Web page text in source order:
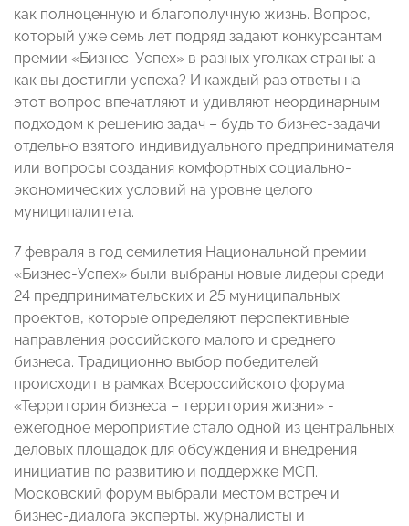
как полноценную и благополучную жизнь. Вопрос,
который уже семь лет подряд задают конкурсантам
премии «Бизнес-Успех» в разных уголках страны: а
как вы достигли успеха? И каждый раз ответы на
этот вопрос впечатляют и удивляют неординарным
подходом к решению задач – будь то бизнес-задачи
отдельно взятого индивидуального предпринимателя
или вопросы создания комфортных социально-
экономических условий на уровне целого
муниципалитета.
7 февраля в год семилетия Национальной премии
«Бизнес-Успех» были выбраны новые лидеры среди
24 предпринимательских и 25 муниципальных
проектов, которые определяют перспективные
направления российского малого и среднего
бизнеса. Традиционно выбор победителей
происходит в рамках Всероссийского форума
«Территория бизнеса – территория жизни» -
ежегодное мероприятие стало одной из центральных
деловых площадок для обсуждения и внедрения
инициатив по развитию и поддержке МСП.
Московский форум выбрали местом встреч и
бизнес-диалога эксперты, журналисты и